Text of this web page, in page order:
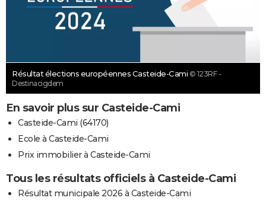
Résultat élections européennes Casteide-Cami © 123RF -
Destinacigdem
En savoir plus sur Casteide-Cami
Casteide-Cami (64170)
Ecole à Casteide-Cami
Prix immobilier à Casteide-Cami
Tous les résultats officiels à Casteide-Cami
Résultat municipale 2026 à Casteide-Cami